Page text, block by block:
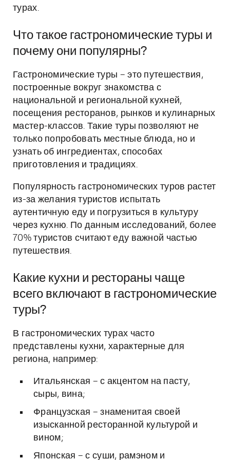
турах.
Что такое гастрономические туры и
почему они популярны?
Гастрономические туры – это путешествия,
построенные вокруг знакомства с
национальной и региональной кухней,
посещения ресторанов, рынков и кулинарных
мастер-классов. Такие туры позволяют не
только попробовать местные блюда, но и
узнать об ингредиентах, способах
приготовления и традициях.
Популярность гастрономических туров растет
из-за желания туристов испытать
аутентичную еду и погрузиться в культуру
через кухню. По данным исследований, более
70% туристов считают еду важной частью
путешествия.
Какие кухни и рестораны чаще
всего включают в гастрономические
туры?
В гастрономических турах часто
представлены кухни, характерные для
региона, например:
Итальянская – с акцентом на пасту,
сыры, вина;
Французская – знаменитая своей
изысканной ресторанной культурой и
вином;
Японская – с суши, рамэном и